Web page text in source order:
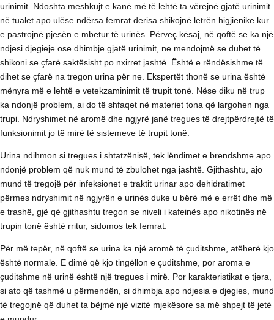
urinimit. Ndoshta meshkujt e kanë më të lehtë ta vërejnë gjatë urinimit
në tualet apo ulëse ndërsa femrat derisa shikojnë letrën higjienike kur
e pastrojnë pjesën e mbetur të urinës. Përveç kësaj, në qoftë se ka një
ndjesi djegieje ose dhimbje gjatë urinimit, ne mendojmë se duhet të
shikoni se çfarë saktësisht po nxirret jashtë. Është e rëndësishme të
dihet se çfarë na tregon urina për ne. Ekspertët thonë se urina është
mënyra më e lehtë e vetekzaminimit të trupit tonë. Nëse diku në trup
ka ndonjë problem, ai do të shfaqet në materiet tona që largohen nga
trupi. Ndryshimet në aromë dhe ngjyrë janë tregues të drejtpërdrejtë të
funksionimit jo të mirë të sistemeve të trupit tonë.
Urina ndihmon si tregues i shtatzënisë, tek lëndimet e brendshme apo
ndonjë problem që nuk mund të zbulohet nga jashtë. Gjithashtu, ajo
mund të tregojë për infeksionet e traktit urinar apo dehidratimet
përmes ndryshimit në ngjyrën e urinës duke u bërë më e errët dhe më
e trashë, gjë që gjithashtu tregon se niveli i kafeinës apo nikotinës në
trupin tonë është rritur, sidomos tek femrat.
Për më tepër, në qoftë se urina ka një aromë të çuditshme, atëherë kjo
është normale. E dimë që kjo tingëllon e çuditshme, por aroma e
çuditshme në urinë është një tregues i mirë. Por karakteristikat e tjera,
si ato që tashmë u përmendën, si dhimbja apo ndjesia e djegies, mund
të tregojnë që duhet ta bëjmë një vizitë mjekësore sa më shpejt të jetë